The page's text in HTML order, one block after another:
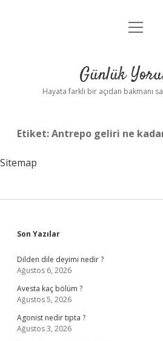
Anasayfa
Yasal Uyarı
menüyü
Günlük
Hayata farklı bir açıdan bakmanı
Etiket:Antrepo geliri ne
Sitemap
Sidebar
Son Yazılar
Dilden dile deyimi nedir ?
Ağustos 6, 2026
Avesta kaç bölüm ?
Ağustos 5, 2026
Agonist nedir tıpta ?
Ağustos 3, 2026